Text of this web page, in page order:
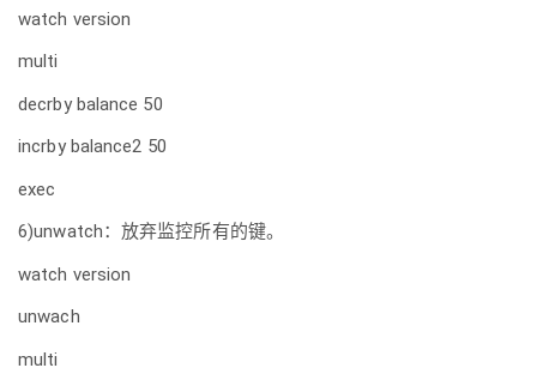
watch version
multi
decrby balance 50
incrby balance2 50
exec
6)unwatch：放弃监控所有的键。
watch version
unwach
multi